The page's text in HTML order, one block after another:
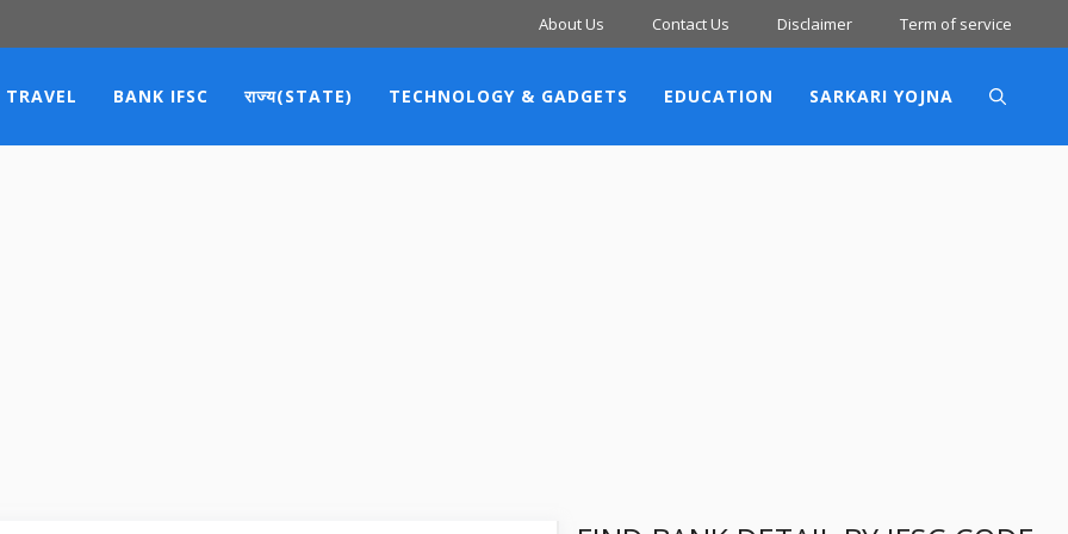
About Us Contact Us Disclaimer Term of service
TRAVEL BANK IFSC राज्य(STATE) TECHNOLOGY & GADGETS EDUCATION SARKARI YOJNA